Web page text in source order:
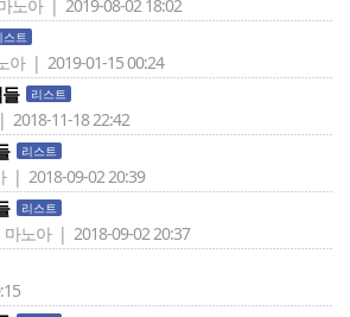
노아 | 2019-08-02 18:02
스트
아 | 2019-01-15 00:24
리스트
2018-11-18 22:42
리스트
| 2018-09-02 20:39
리스트
마노아 | 2018-09-02 20:37